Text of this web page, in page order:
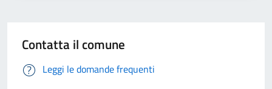
Contatta il comune
Leggi le domande frequenti